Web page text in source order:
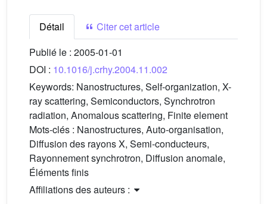
Détail
Citer cet article
Publié le : 2005-01-01
DOI : 10.1016/j.crhy.2004.11.002
Keywords: Nanostructures, Self-organization, X-
ray scattering, Semiconductors, Synchrotron
radiation, Anomalous scattering, Finite element
Mots-clés : Nanostructures, Auto-organisation,
Diffusion des rayons X, Semi-conducteurs,
Rayonnement synchrotron, Diffusion anomale,
Éléments finis
Affiliations des auteurs :